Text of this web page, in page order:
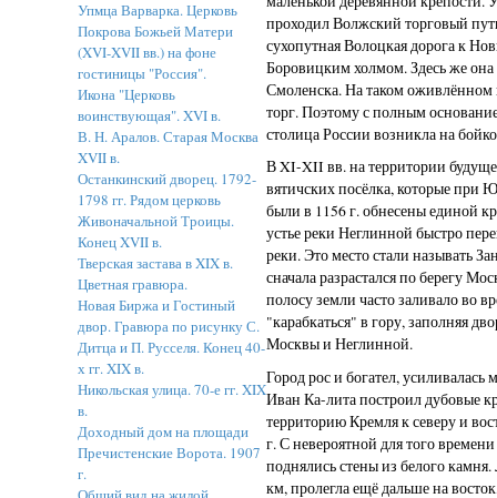
Упмца Варварка. Церковь
Покрова Божьей Матери
(XVI-XVII вв.) на фоне
гостиницы "Россия".
Икона "Церковь
воинствующая". XVI в.
В. Н. Аралов. Старая Москва
XVII в.
Останкинский дворец. 1792-
1798 гг. Рядом церковь
Живоначальной Троицы.
Конец XVII в.
Тверская застава в XIX в.
Цветная гравюра.
Новая Биржа и Гостиный
двор. Гравюра по рисунку С.
Дитца и П. Русселя. Конец 40-
х гг. XIX в.
Никольская улица. 70-е гг. XIX
в.
Доходный дом на площади
Пречистенские Ворота. 1907
г.
проходил Волжский торговый
сухопутная Волоцкая дорога к
Боровицким холмом. Здесь же она
Смоленска. На таком оживлённом
торг. Поэтому с полным
столица России возникла на
В XI-XII вв. на территории
вятичских посёлка, которые при
были в 1156 г. обнесены единой
устье реки Неглинной быстро
реки. Это место стали называть
сначала разрастался по берегу
полосу земли часто заливало во
"карабкаться" в гору, заполняя
Москвы и Неглинной.
Город рос и богател,
Иван Ка-лита построил дубовые
территорию Кремля к северу и
г. С невероятной для того
поднялись стены из белого
км, пролегла ещё дальше на